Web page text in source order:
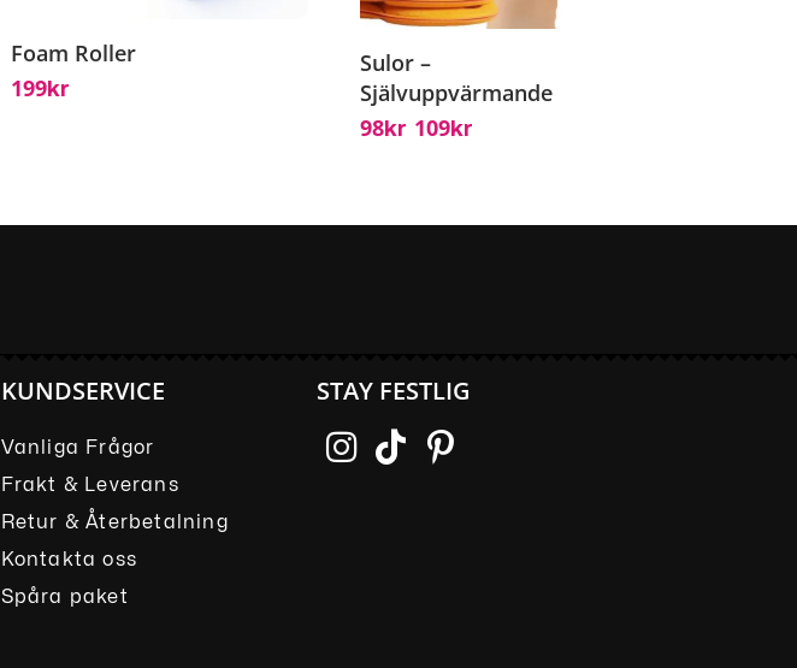
Foam Roller
199Kr
Sulor –
Självuppvärmande
98Kr 109Kr
KUNDSERVICE
Vanliga Frågor
Frakt & Leverans
Retur & Återbetalning
Kontakta oss
Spåra paket
STAY FESTLIG